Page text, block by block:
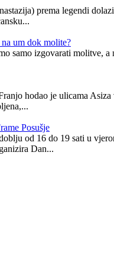
prema legendi
um dok molite?
samo izgovarati molitve,
hodao je ulicama Asiza
Posušje
od 16 do 19 sati u
Dan...